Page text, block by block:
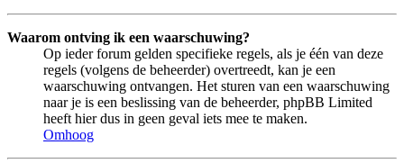
Waarom ontving ik een waarschuwing?
Op ieder forum gelden specifieke regels, als je één van deze
regels (volgens de beheerder) overtreedt, kan je een
waarschuwing ontvangen. Het sturen van een waarschuwing
naar je is een beslissing van de beheerder, phpBB Limited
heeft hier dus in geen geval iets mee te maken.
Omhoog